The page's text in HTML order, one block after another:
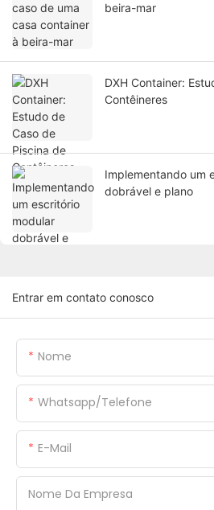
beira-mar
DXH Container:
Contêineres
Implementando um
dobrável e plano
Entrar em contato conosco
Nome
Whatsapp/Telefone
E-Mail
Nome Da Empresa